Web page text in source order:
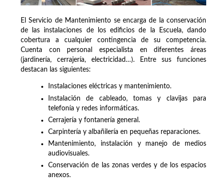
El Servicio de Mantenimiento se encarga de la conservación
de las instalaciones de los edificios de la Escuela, dando
cobertura a cualquier contingencia de su competencia.
Cuenta con personal especialista en diferentes áreas
(jardinería, cerrajería, electricidad…). Entre sus funciones
destacan las siguientes:
Instalaciones eléctricas y mantenimiento.
Instalación de cableado, tomas y clavijas para
telefonía y redes informáticas.
Cerrajería y fontanería general.
Carpintería y albañilería en pequeñas reparaciones.
Mantenimiento, instalación y manejo de medios
audiovisuales.
Conservación de las zonas verdes y de los espacios
anexos.